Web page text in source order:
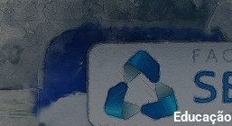
Educação